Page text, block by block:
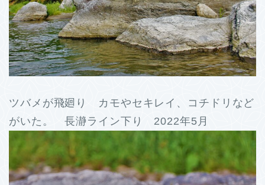
ツバメが飛廻り カモやセキレイ、コチドリなど
がいた。 長瀞ライン下り 2022年5月